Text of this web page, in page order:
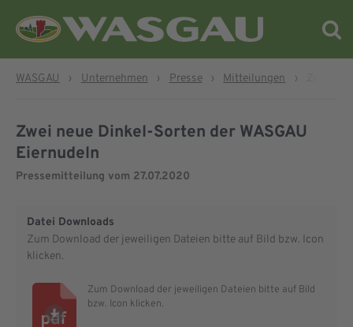
WASGAU › Unternehmen › Presse › Mitteilungen ›
Zwei neue Dinkel-Sorten der WASGAU
Eiernudeln
Pressemitteilung vom 27.07.2020
Datei Downloads
Zum Download der jeweiligen Dateien bitte auf Bild bzw. Icon
klicken.
Zum Download der jeweiligen Dateien bitte auf Bild
bzw. Icon klicken.